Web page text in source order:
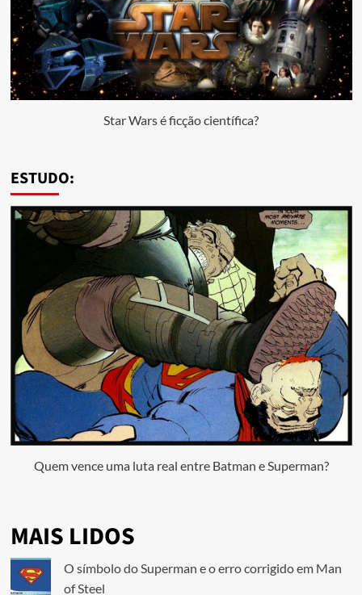
Star Wars é ficção científica?
ESTUDO:
Quem vence uma luta real entre Batman e Superman?
MAIS LIDOS
O símbolo do Superman e o erro corrigido em Man
of Steel